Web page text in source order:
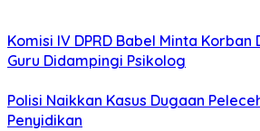
Komisi IV DPRD Babel Minta Korban
Guru Didampingi Psikolog
Polisi Naikkan Kasus Dugaan
Penyidikan